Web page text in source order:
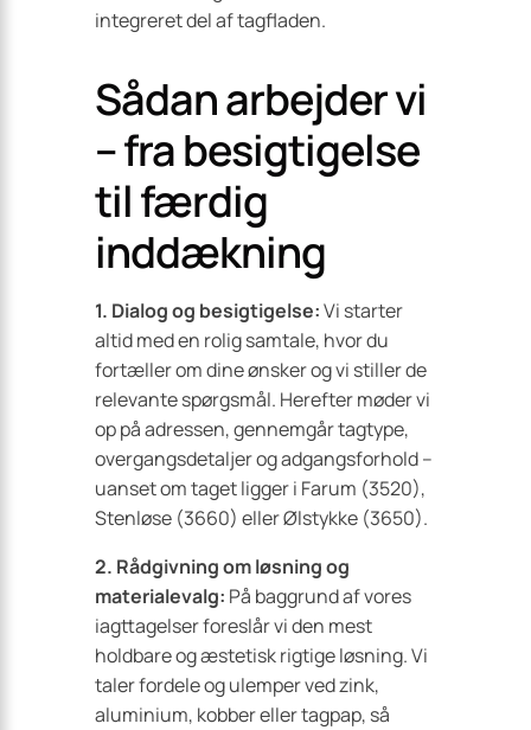
integreret del af tagfladen.
Sådan arbejder vi
– fra besigtigelse
til færdig
inddækning
1. Dialog og besigtigelse:Vi starter
altid med en rolig samtale, hvor du
fortæller om dine ønsker og vi stiller de
relevante spørgsmål. Herefter møder vi
op på adressen, gennemgår tagtype,
overgangsdetaljer og adgangsforhold –
uanset om taget ligger i Farum (3520),
Stenløse (3660) eller Ølstykke (3650).
2. Rådgivning om løsning og
materialevalg: På baggrund af vores
iagttagelser foreslår vi den mest
holdbare og æstetisk rigtige løsning. Vi
taler fordele og ulemper ved zink,
aluminium, kobber eller tagpap, så